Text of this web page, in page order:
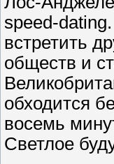
speed-
встретить
обществ и
обходится
восемь
Светлое